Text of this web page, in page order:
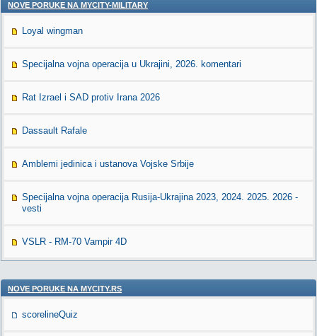
NOVE PORUKE NA MYCITY-MILITARY
Loyal wingman
Specijalna vojna operacija u Ukrajini, 2026. komentari
Rat Izrael i SAD protiv Irana 2026
Dassault Rafale
Amblemi jedinica i ustanova Vojske Srbije
Specijalna vojna operacija Rusija-Ukrajina 2023, 2024. 2025. 2026 -
vesti
VSLR - RM-70 Vampir 4D
NOVE PORUKE NA MYCITY.RS
scorelineQuiz